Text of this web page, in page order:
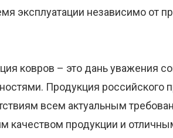
эксплуатации независимо от
ковров – это дань уважения
Продукция
всем актуальным
качеством продукции и